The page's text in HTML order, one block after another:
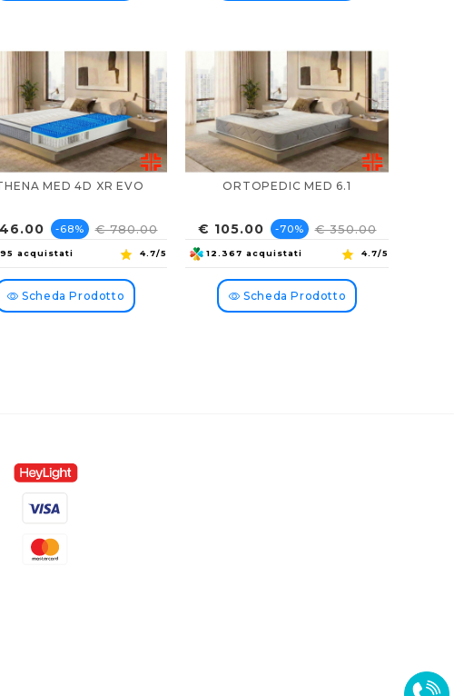
MED 4D XR EVO
Prezzo
base
-68% € 780.00
acquistati 4.7/5
Scheda Prodotto
ORTOPEDIC MED 6.1
Prezzo
€ 105.00 Prezzo
base
-70% € 350.00
12.367 acquistati 4.7/5
Scheda Prodotto